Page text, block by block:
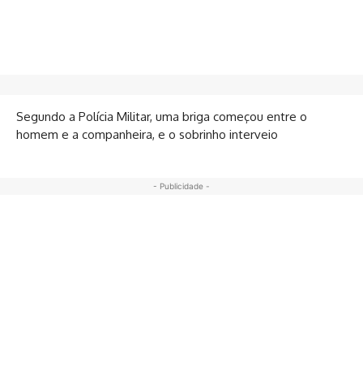
Segundo a Polícia Militar, uma briga começou entre o
homem e a companheira, e o sobrinho interveio
- Publicidade -